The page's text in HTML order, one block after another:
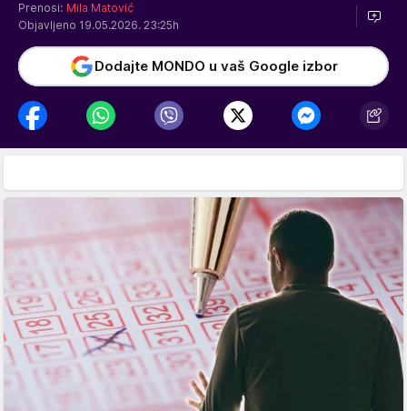
Prenosi: Mila Matović
Objavljeno 19.05.2026. 23:25h
Dodajte MONDO u vaš Google izbor